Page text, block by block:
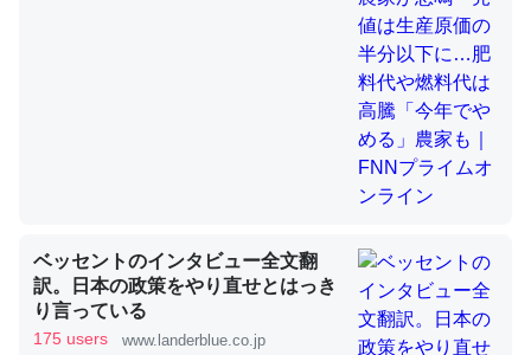
昆虫ってカルシウム少ないのか。知らんかった。調べたら
コオロギのカルシウム分はエビの600分の1程度。
─ニュース :: 【研究発表】昆虫学の大問題＝「昆虫はなぜ海にいな
利だから両方が拮抗してるのでは」とあって面白い。海に
いる鋏角類（カブトガニ・ウミグモ）はカルシウムを使わ
ずキチンを強化してる筈だが、酵素が違うのか？
ベッセントのインタビュー全文翻
訳。日本の政策をやり直せとはっき
り言っている
175 users www.landerblue.co.jp